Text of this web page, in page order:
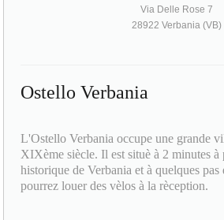
Via Delle Rose 7
28922 Verbania (VB)
Ostello Verbania
L'Ostello Verbania occupe une grande
XIXème siècle. Il est situè à 2 minutes
historique de Verbania et à quelques
pourrez louer des vèlos à la rèception.